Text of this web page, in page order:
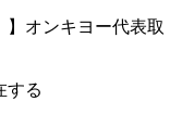
】オンキヨー代表取
する